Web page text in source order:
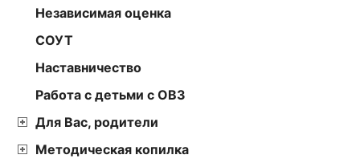
Независимая оценка
СОУТ
Наставничество
Работа с детьми с ОВЗ
Для Вас, родители
Методическая копилка